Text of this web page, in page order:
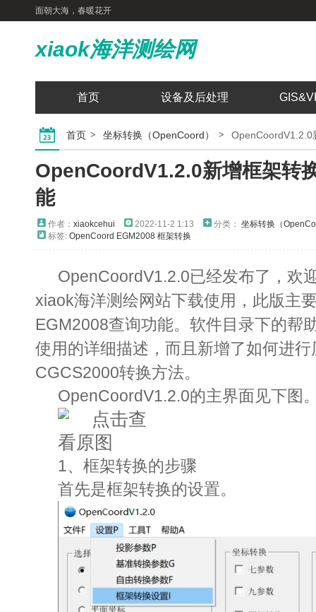
面朝大海，春暖花开
xiaok海洋测绘网
首页 设备及后处理
首页 坐标转换（OpenCoord） OpenCoordV1.2.0
OpenCoordV1.2.0新增框架转
能
作者： xiaokcehui 2022-11-2 1:13 分类： 坐标转换（
标签: OpenCoord EGM2008 框架转换
OpenCoordV1.2.0已经发布了，欢
xiaok海洋测绘网站下载使用，此版主
EGM2008查询功能。软件目录下的帮
使用的详细描述，而且新增了如何进
CGCS2000转换方法。
OpenCoordV1.2.0的主界面见下图
1、框架转换的步骤
首先是框架转换的设置。